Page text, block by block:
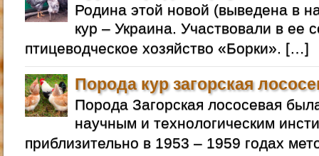
Родина этой новой (выведена в
кур – Украина. Участвовали в ее
птицеводческое хозяйство «Борки». […]
Порода кур загорская
Порода Загорская лососевая
научным и технологическим
приблизительно в 1953 – 1959 годах